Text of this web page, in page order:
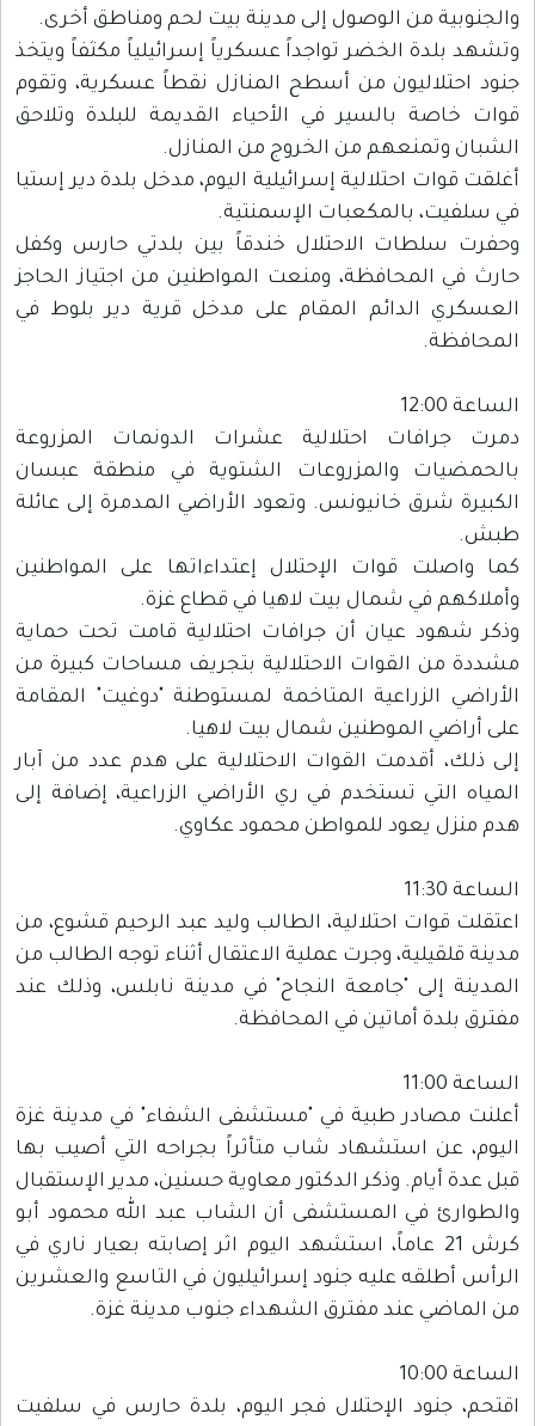
والجنوبية من الوصول إلى مدينة بيت لحم ومناطق أخرى.
وتشهد بلدة الخضر تواجداً عسكرياً إسرائيلياً مكثفاً ويتخذ
جنود احتلاليون من أسطح المنازل نقطاً عسكرية، وتقوم
قوات خاصة بالسير في الأحياء القديمة للبلدة وتلاحق
الشبان وتمنعهم من الخروج من المنازل.
أغلقت قوات احتلالية إسرائيلية اليوم، مدخل بلدة دير إستيا
في سلفيت، بالمكعبات الإسمنتية.
وحفرت سلطات الاحتلال خندقاً بين بلدتي حارس وكفل
حارث في المحافظة، ومنعت المواطنين من اجتياز الحاجز
العسكري الدائم المقام على مدخل قرية دير بلوط في
المحافظة.
الساعة 12:00
دمرت جرافات احتلالية عشرات الدونمات المزروعة
بالحمضيات والمزروعات الشتوية في منطقة عبسان
الكبيرة شرق خانيونس. وتعود الأراضي المدمرة إلى عائلة
طبش.
كما واصلت قوات الإحتلال إعتداءاتها على المواطنين
وأملاكهم في شمال بيت لاهيا في قطاع غزة.
وذكر شهود عيان أن جرافات احتلالية قامت تحت حماية
مشددة من القوات الاحتلالية بتجريف مساحات كبيرة من
الأراضي الزراعية المتاخمة لمستوطنة "دوغيت" المقامة
على أراضي الموطنين شمال بيت لاهيا.
إلى ذلك، أقدمت القوات الاحتلالية على هدم عدد من آبار
المياه التي تستخدم في ري الأراضي الزراعية، إضافة إلى
هدم منزل يعود للمواطن محمود عكاوي.
الساعة 11:30
اعتقلت قوات احتلالية، الطالب وليد عبد الرحيم قشوع، من
مدينة قلقيلية، وجرت عملية الاعتقال أثناء توجه الطالب من
المدينة إلى "جامعة النجاح" في مدينة نابلس، وذلك عند
مفترق بلدة أماتين في المحافظة.
الساعة 11:00
أعلنت مصادر طبية في "مستشفى الشفاء" في مدينة غزة
اليوم، عن استشهاد شاب متأثراً بجراحه التي أصيب بها
قبل عدة أيام. وذكر الدكتور معاوية حسنين، مدير الإستقبال
والطوارئ في المستشفى أن الشاب عبد الله محمود أبو
كرش 21 عاماً، استشهد اليوم اثر إصابته بعيار ناري في
الرأس أطلقه عليه جنود إسرائيليون في التاسع والعشرين
من الماضي عند مفترق الشهداء جنوب مدينة غزة.
الساعة 10:00
اقتحم، جنود الإحتلال فجر اليوم، بلدة حارس في سلفيت